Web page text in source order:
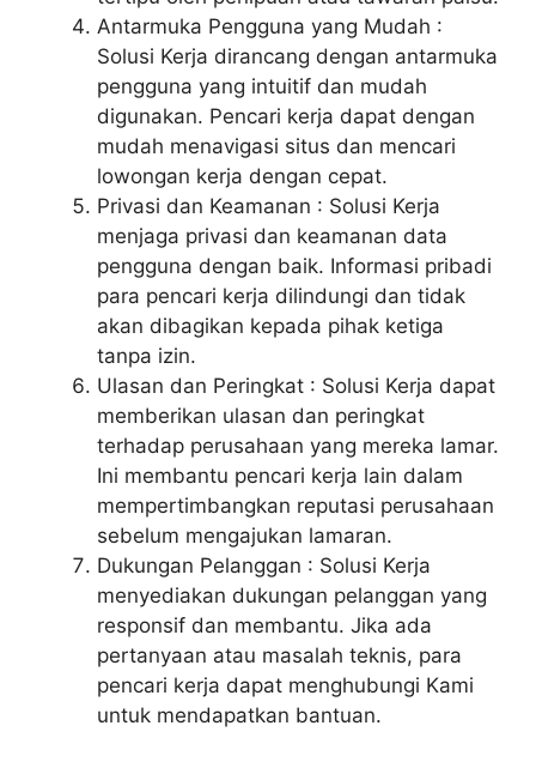
Antarmuka Pengguna yang Mudah :
Solusi Kerja dirancang dengan antarmuka
pengguna yang intuitif dan mudah
digunakan. Pencari kerja dapat dengan
mudah menavigasi situs dan mencari
lowongan kerja dengan cepat.
Privasi dan Keamanan : Solusi Kerja
menjaga privasi dan keamanan data
pengguna dengan baik. Informasi pribadi
para pencari kerja dilindungi dan tidak
akan dibagikan kepada pihak ketiga
tanpa izin.
Ulasan dan Peringkat : Solusi Kerja dapat
memberikan ulasan dan peringkat
terhadap perusahaan yang mereka lamar.
Ini membantu pencari kerja lain dalam
mempertimbangkan reputasi perusahaan
sebelum mengajukan lamaran.
Dukungan Pelanggan : Solusi Kerja
menyediakan dukungan pelanggan yang
responsif dan membantu. Jika ada
pertanyaan atau masalah teknis, para
pencari kerja dapat menghubungi Kami
untuk mendapatkan bantuan.